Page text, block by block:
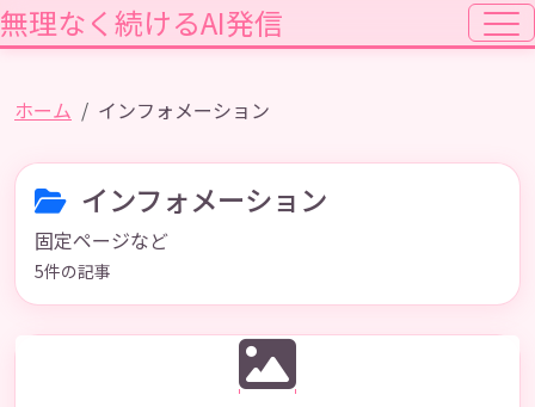
無理なく続けるAI発信
ホーム インフォメーション
インフォメーション
固定ページなど
5件の記事